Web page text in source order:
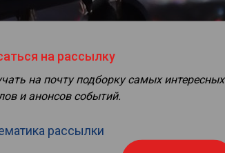
на рассылку
на почту подборку самых интересных
и анонсов событий.
рассылки